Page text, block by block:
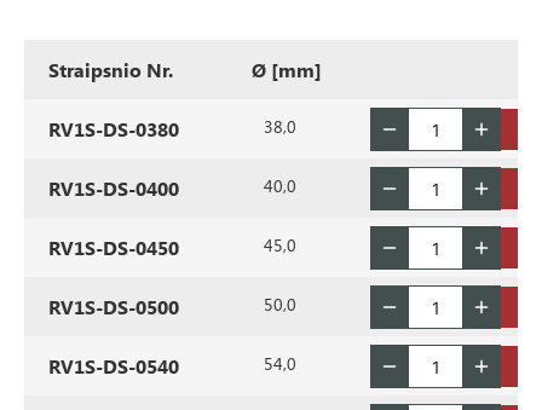
Straipsnio Nr. Ø [mm]
RV1S-DS-0380 38,0
RV1S-DS-0400 40,0
RV1S-DS-0450 45,0
RV1S-DS-0500 50,0
RV1S-DS-0540 54,0